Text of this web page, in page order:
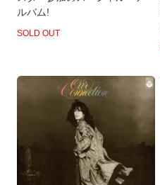
ルバム!
SOLD OUT